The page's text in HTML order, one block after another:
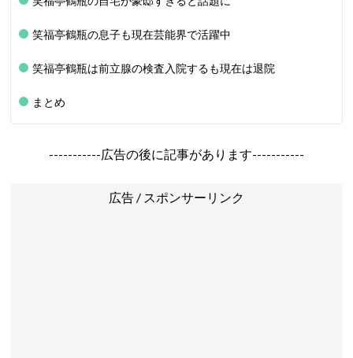
笑福亭鶴瓶の息子も現在芸能界で活躍中
笑福亭鶴瓶は前立腺の検査入院するも現在は退院
まとめ
-----------広告の後に記事があります-----------
広告 / スポンサーリンク